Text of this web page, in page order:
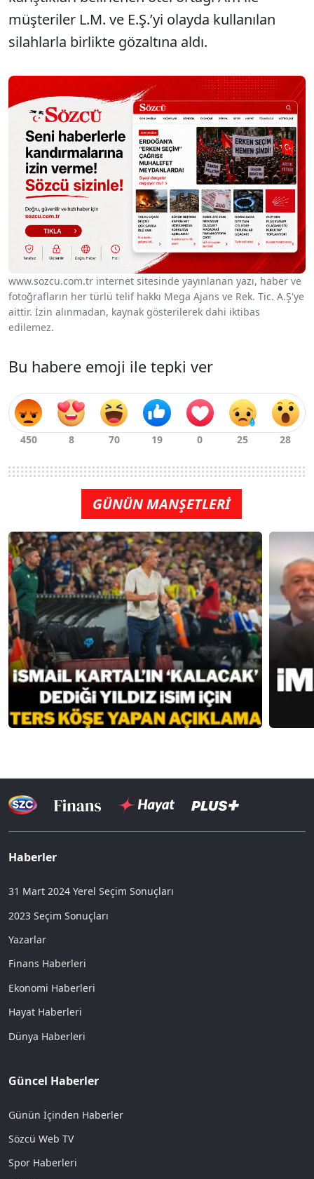
müşteriler L.M. ve E.Ş.’yi olayda kullanılan
silahlarla birlikte gözaltına aldı.
www.sozcu.com.tr internet sitesinde yayınlanan yazı, haber ve
fotoğrafların her türlü telif hakkı Mega Ajans ve Rek. Tic. A.Ş'ye
aittir. İzin alınmadan, kaynak gösterilerek dahi iktibas
edilemez.
Bu habere emoji ile tepki ver
GÜNÜN MANŞETLERİ
Haberler
31 Mart 2024 Yerel Seçim Sonuçları
2023 Seçim Sonuçları
Yazarlar
Finans Haberleri
Ekonomi Haberleri
Hayat Haberleri
Dünya Haberleri
Güncel Haberler
Günün İçinden Haberler
Sözcü Web TV
Spor Haberleri